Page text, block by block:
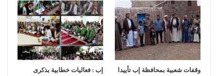
وقفات شعبية بمحافظة إب تأييدا
إب : فعاليات خطابية بذكرى